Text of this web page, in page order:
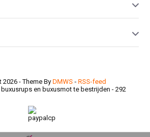
- Theme By DMWS - RSS-feed
en buxusmot te bestrijden - 292